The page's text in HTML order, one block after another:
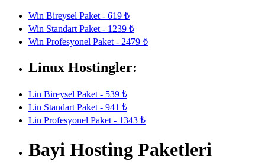
Win Bireysel Paket - 619 ₺
Win Standart Paket - 1239 ₺
Win Profesyonel Paket - 2479 ₺
Linux Hostingler:
Lin Bireysel Paket - 539 ₺
Lin Standart Paket - 941 ₺
Lin Profesyonel Paket - 1343 ₺
Bayi Hosting Paketleri